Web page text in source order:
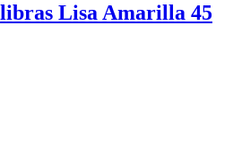
Lisa Amarilla 45